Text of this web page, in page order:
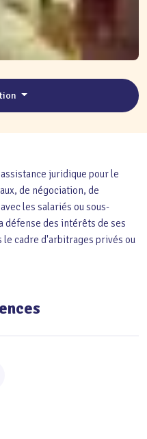
juridique pour le
de négociation, de
les salariés ou sous-
défense des intérêts de ses
le cadre d'arbitrages privés ou